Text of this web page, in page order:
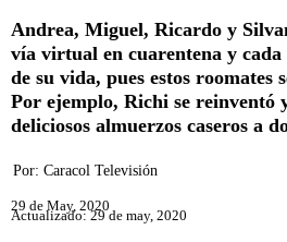
Andrea, Miguel, Ricardo y
vía virtual en cuarentena y cada
de su vida, pues estos roomates
Por ejemplo, Richi se reinventó
deliciosos almuerzos caseros a
Por: Caracol Televisión
29 de May, 2020
Actualizado: 29 de may, 2020